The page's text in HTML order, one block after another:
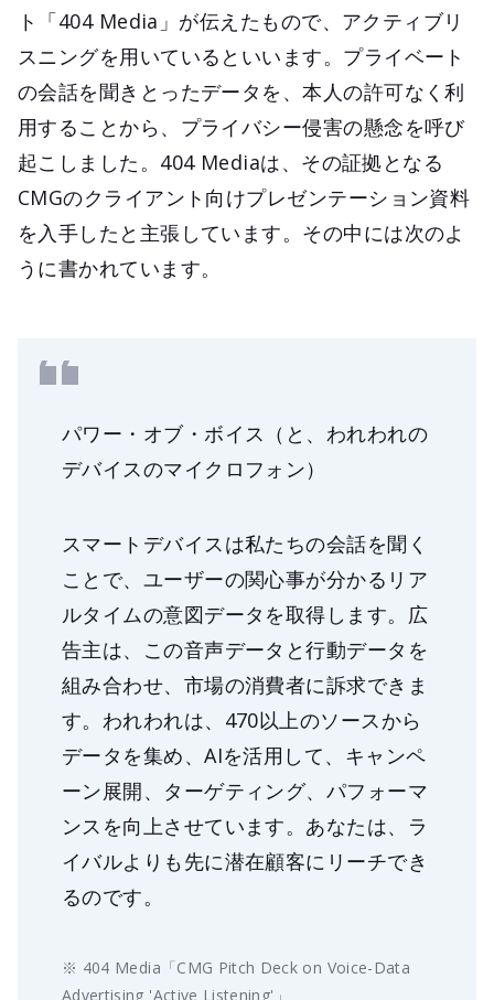
ト「404 Media」が伝えたもので、アクティブリ
スニングを用いているといいます。プライベート
の会話を聞きとったデータを、本人の許可なく利
用することから、プライバシー侵害の懸念を呼び
起こしました。404 Mediaは、その証拠となる
CMGのクライアント向けプレゼンテーション資料
を入手したと主張しています。その中には次のよ
うに書かれています。
パワー・オブ・ボイス（と、われわれの
デバイスのマイクロフォン）
スマートデバイスは私たちの会話を聞く
ことで、ユーザーの関心事が分かるリア
ルタイムの意図データを取得します。広
告主は、この音声データと行動データを
組み合わせ、市場の消費者に訴求できま
す。われわれは、470以上のソースから
データを集め、AIを活用して、キャンペ
ーン展開、ターゲティング、パフォーマ
ンスを向上させています。あなたは、ラ
イバルよりも先に潜在顧客にリーチでき
るのです。
※ 404 Media「CMG Pitch Deck on Voice-Data
Advertising 'Active Listening'」